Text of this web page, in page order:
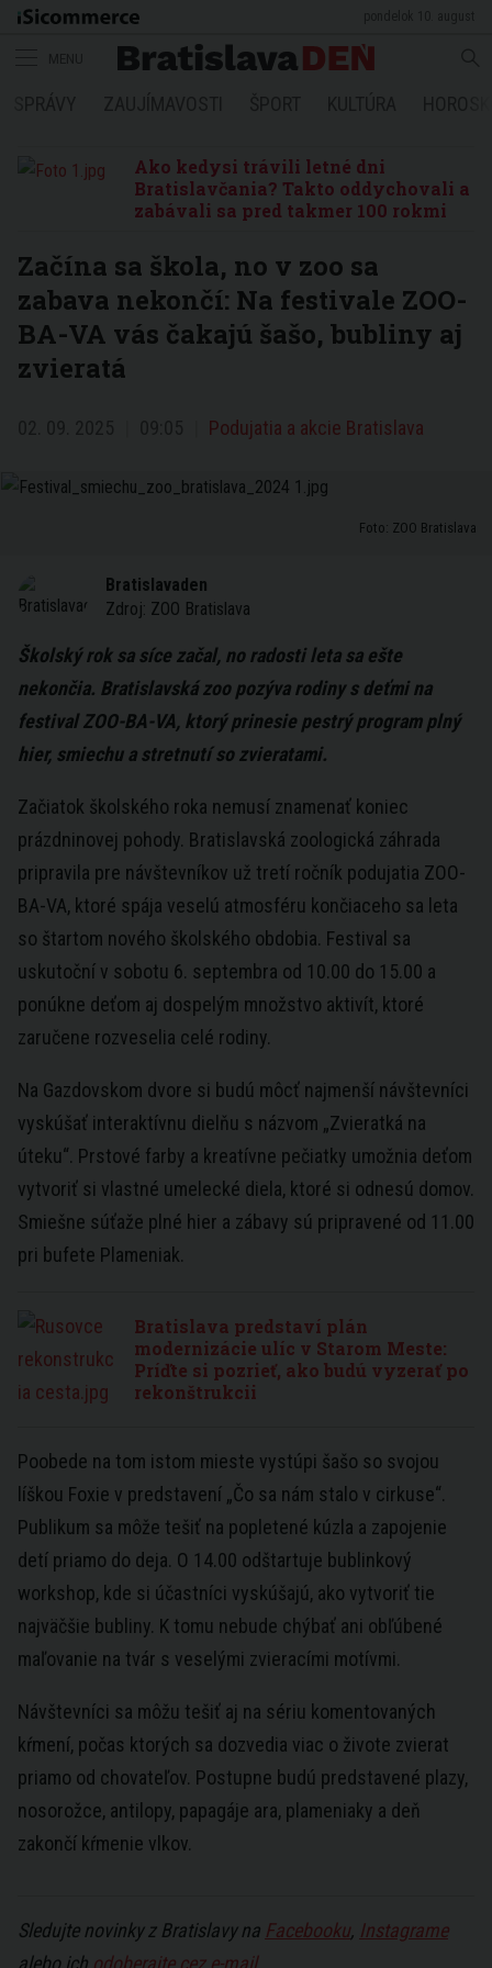
Ako kedysi trávili letné dni
Bratislavčania? Takto oddychovali a
zabávali sa pred takmer 100 rokmi
Začína sa škola, no v zoo sa
zabava nekončí: Na festivale ZOO-
BA-VA vás čakajú šašo, bubliny aj
zvieratá
Podujatia a akcie Bratislava
Foto: ZOO Bratislava
Bratislavaden
Zdroj: ZOO Bratislava
Školský rok sa síce začal, no radosti leta sa ešte
nekončia. Bratislavská zoo pozýva rodiny s deťmi na
festival ZOO-BA-VA, ktorý prinesie pestrý program plný
hier, smiechu a stretnutí so zvieratami.
Začiatok školského roka nemusí znamenať koniec
prázdninovej pohody. Bratislavská zoologická záhrada
pripravila pre návštevníkov už tretí ročník podujatia ZOO-
BA-VA, ktoré spája veselú atmosféru končiaceho sa leta
so štartom nového školského obdobia. Festival sa
uskutoční v sobotu 6. septembra od 10.00 do 15.00 a
ponúkne deťom aj dospelým množstvo aktivít, ktoré
zaručene rozveselia celé rodiny.
Na Gazdovskom dvore si budú môcť najmenší návštevníci
vyskúšať interaktívnu dielňu s názvom „Zvieratká na
úteku“. Prstové farby a kreatívne pečiatky umožnia deťom
vytvoriť si vlastné umelecké diela, ktoré si odnesú domov.
Smiešne súťaže plné hier a zábavy sú pripravené od 11.00
pri bufete Plameniak.
Bratislava predstaví plán
modernizácie ulíc v Starom Meste:
Príďte si pozrieť, ako budú vyzerať po
rekonštrukcii
Poobede na tom istom mieste vystúpi šašo so svojou
líškou Foxie v predstavení „Čo sa nám stalo v cirkuse“.
Publikum sa môže tešiť na popletené kúzla a zapojenie
detí priamo do deja. O 14.00 odštartuje bublinkový
workshop, kde si účastníci vyskúšajú, ako vytvoriť tie
najväčšie bubliny. K tomu nebude chýbať ani obľúbené
maľovanie na tvár s veselými zvieracími motívmi.
Návštevníci sa môžu tešiť aj na sériu komentovaných
kŕmení, počas ktorých sa dozvedia viac o živote zvierat
priamo od chovateľov. Postupne budú predstavené plazy,
nosorožce, antilopy, papagáje ara, plameniaky a deň
zakončí kŕmenie vlkov.
Sledujte novinky z Bratislavy na Facebooku, Instagrame
alebo ich odoberajte cez e-mail.